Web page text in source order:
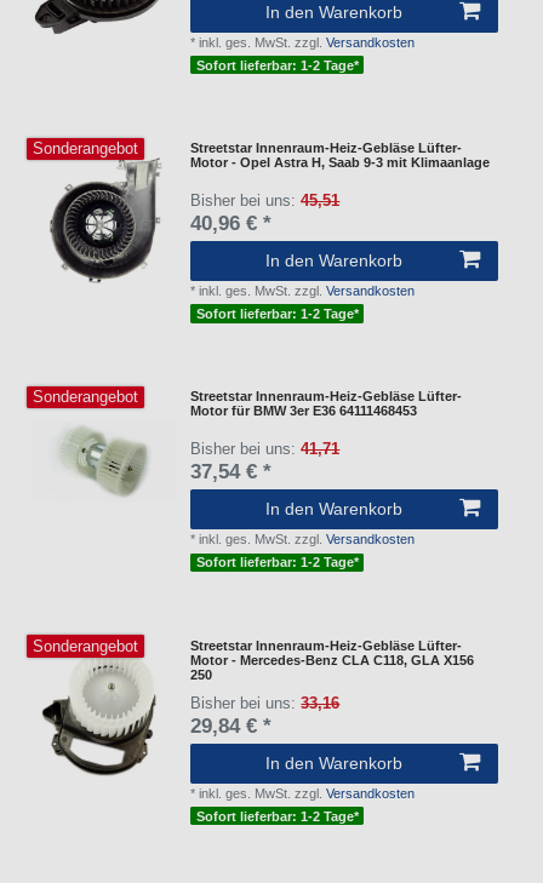
In den Warenkorb
*inkl. ges. MwSt. zzgl.Versandkosten
Sofort lieferbar: 1-2 Tage*
Sonderangebot
Streetstar Innenraum-Heiz-Gebläse Lüfter-
Motor - Opel Astra H, Saab 9-3 mit Klimaanlage
Bisher bei uns:45,51
40,96 € *
In den Warenkorb
*inkl. ges. MwSt. zzgl.Versandkosten
Sofort lieferbar: 1-2 Tage*
Sonderangebot
Streetstar Innenraum-Heiz-Gebläse Lüfter-
Motor für BMW 3er E36 64111468453
Bisher bei uns:41,71
37,54 € *
In den Warenkorb
*inkl. ges. MwSt. zzgl.Versandkosten
Sofort lieferbar: 1-2 Tage*
Sonderangebot
Streetstar Innenraum-Heiz-Gebläse Lüfter-
Motor - Mercedes-Benz CLA C118, GLA X156
250
Bisher bei uns:33,16
29,84 € *
In den Warenkorb
*inkl. ges. MwSt. zzgl.Versandkosten
Sofort lieferbar: 1-2 Tage*